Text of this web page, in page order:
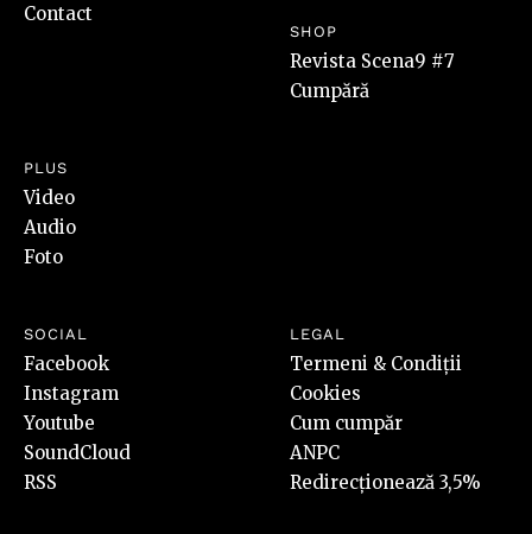
Contact
SHOP
Revista Scena9 #7
Cumpără
PLUS
Video
Audio
Foto
SOCIAL
Facebook
Instagram
Youtube
SoundCloud
RSS
LEGAL
Termeni & Condiții
Cookies
Cum cumpăr
ANPC
Redirecționează 3,5%